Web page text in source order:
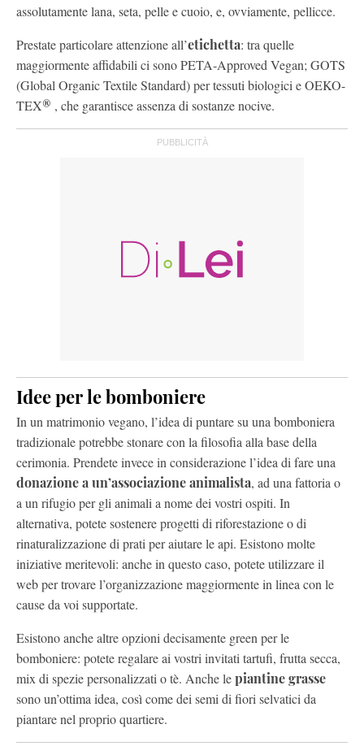
assolutamente lana, seta, pelle e cuoio, e, ovviamente, pellicce.
Prestate particolare attenzione all’etichetta: tra quelle
maggiormente affidabili ci sono PETA-Approved Vegan; GOTS
(Global Organic Textile Standard) per tessuti biologici e OEKO-
TEX® , che garantisce assenza di sostanze nocive.
Idee per le bomboniere
In un matrimonio vegano, l’idea di puntare su una bomboniera
tradizionale potrebbe stonare con la filosofia alla base della
cerimonia. Prendete invece in considerazione l’idea di fare una
donazione a un’associazione animalista, ad una fattoria o
a un rifugio per gli animali a nome dei vostri ospiti. In
alternativa, potete sostenere progetti di riforestazione o di
rinaturalizzazione di prati per aiutare le api. Esistono molte
iniziative meritevoli: anche in questo caso, potete utilizzare il
web per trovare l’organizzazione maggiormente in linea con le
cause da voi supportate.
Esistono anche altre opzioni decisamente green per le
bomboniere: potete regalare ai vostri invitati tartufi, frutta secca,
mix di spezie personalizzati o tè. Anche lepiantine grasse
sono un’ottima idea, così come dei semi di fiori selvatici da
piantare nel proprio quartiere.